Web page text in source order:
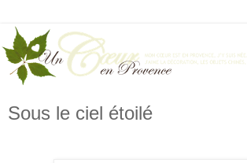
Sous le ciel étoilé